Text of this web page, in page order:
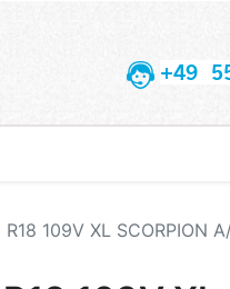
+49
109V XL SCORPION